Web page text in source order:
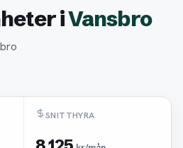
iVansbro
SNITTHYRA